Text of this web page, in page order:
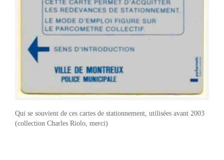
Qui se souvient de ces cartes de stationnement, utilisées avant 2003
(collection Charles Riolo, merci)